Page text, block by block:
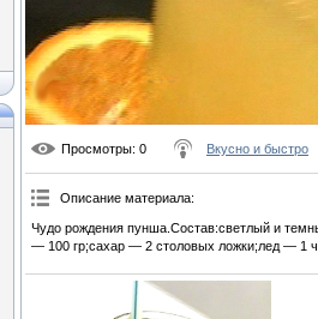
Просмотры: 0 Вкусно и быстро
Описание материала:
Чудо рождения пунша.Состав:светлый и
— 100 гр;сахар — 2 столовых ложки;лед — 1